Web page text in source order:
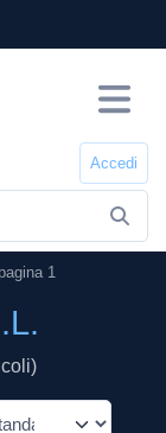
Accedi
pagina 1